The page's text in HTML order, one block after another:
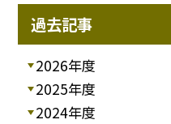
過去記事
2026年度
2025年度
2024年度